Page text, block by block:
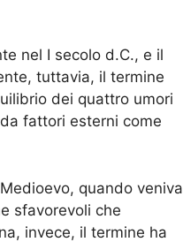
nel I secolo d.C., e il
tuttavia, il termine
dei quattro umori
fattori esterni come
quando veniva
sfavorevoli che
invece, il termine ha